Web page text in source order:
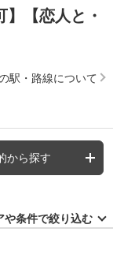
【恋人と・
駅・路線について
から探す
や条件で絞り込む